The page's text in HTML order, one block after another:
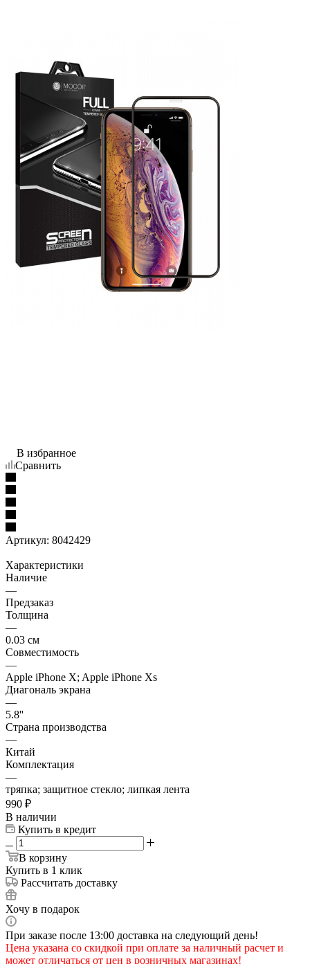
В избранное
Сравнить
Артикул: 8042429
Характеристики
Наличие
—
Предзаказ
Толщина
—
0.03 см
Совместимость
—
Apple iPhone X; Apple iPhone Xs
Диагональ экрана
—
5.8''
Страна производства
—
Китай
Комплектация
—
тряпка; защитное стекло; липкая лента
990 ₽
В наличии
Купить в кредит
В корзину
Купить в 1 клик
Рассчитать доставку
Хочу в подарок
При заказе после 13:00 доставка на следующий день!
Цена указана со скидкой при оплате за наличный расчет и
может отличаться от цен в розничных магазинах!